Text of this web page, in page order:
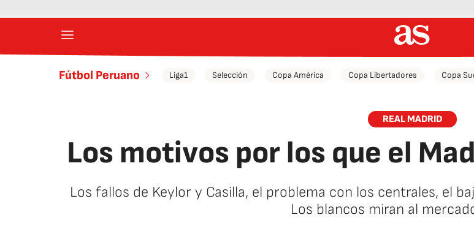
Fútbol Peruano Liga1 Selección Copa América Copa Libertadores Copa
REAL MADRID
Los motivos por los que el
Los fallos de Keylor y Casilla, el problema con los centrales, el
Los blancos miran al